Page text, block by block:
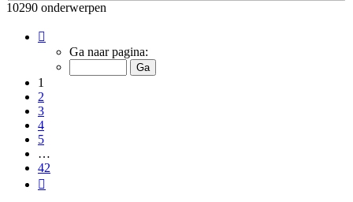
10290 onderwerpen
van
Ga naar pagina:
1
2
3
4
5
…
42